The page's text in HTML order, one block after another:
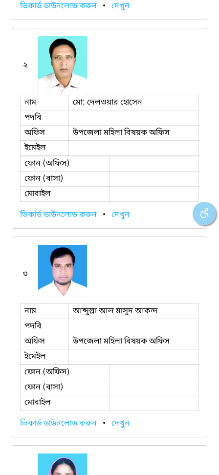
ভিকার্ড ডাউনলোড করুন • দেখুন
২
নাম
মো: দেলওয়ার হোসেন
পদবি
অফিস
উপজেলা মহিলা বিষয়ক অফিস
ইমেইল
ফোন (অফিস)
ফোন (বাসা)
মোবাইল
ভিকার্ড ডাউনলোড করুন • দেখুন
৩
নাম
আব্দুল্লা আল মাসুদ আকন্দ
পদবি
অফিস
উপজেলা মহিলা বিষয়ক অফিস
ইমেইল
ফোন (অফিস)
ফোন (বাসা)
মোবাইল
ভিকার্ড ডাউনলোড করুন • দেখুন